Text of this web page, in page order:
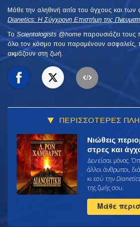
Μάθε την αληθινή αιτία του άγχους και
Dianetics: Η Σύγχρονη Επιστήμη της
To Scientologists @home παρουσιάζει
όλο τον κόσμο που παραμένουν ασφαλείς,
ακμάζουν στη ζωή.
ΠΕΡΙΣΣΟΤΕΡΕΣ
Νιώθεις
στρες και
Δεν είσαι μόνος.
άλλοι άνθρωποι,
κι εσύ τηνDianetics
της ζωής σου.
Μάθε